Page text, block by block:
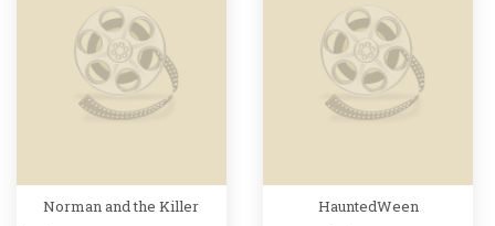
Norman and the Killer HauntedWeen